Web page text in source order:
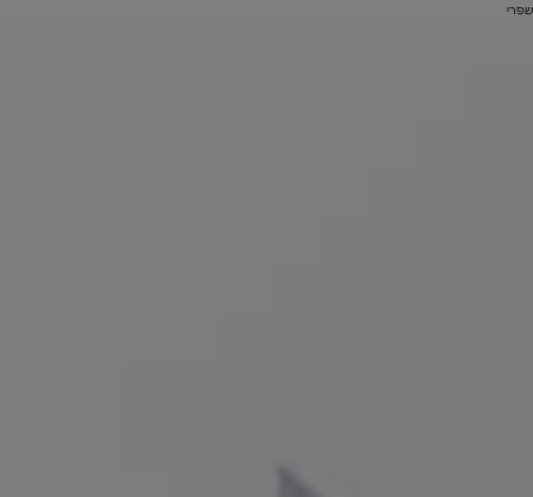
שפרי